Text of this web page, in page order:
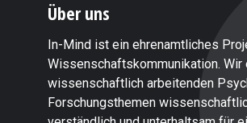
Über uns
In-Mind ist ein ehrenamtliches
Wissenschaftskommunikation. Wir
wissenschaftlich arbeitenden
Forschungsthemen